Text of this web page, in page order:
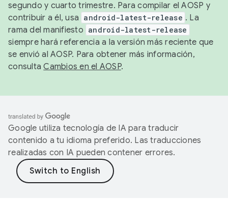
segundo y cuarto trimestre. Para compilar el AOSP y
contribuir a él, usa android-latest-release . La
rama del manifiesto android-latest-release
siempre hará referencia a la versión más reciente que
se envió al AOSP. Para obtener más información,
consultaCambios en el AOSP.
Google utiliza tecnología de IA para traducir
contenido a tu idioma preferido. Las traducciones
realizadas con IA pueden contener errores.